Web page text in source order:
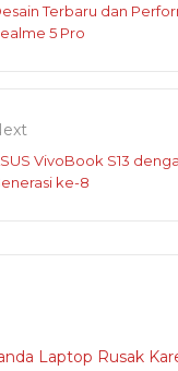
Terbaru dan
5 Pro
VivoBook S13
ke-8
Laptop Rusak